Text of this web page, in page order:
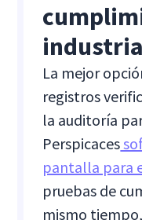
La mejor
registros
la auditoría
Perspicaces
pantalla para
pruebas de
mismo